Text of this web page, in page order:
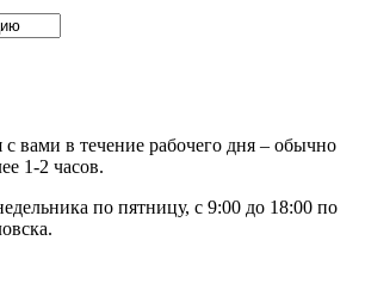
вами в течение рабочего дня – обычно
1-2 часов.
по пятницу, с 9:00 до 18:00 по